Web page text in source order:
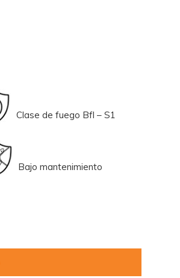
Clase de fuego Bfl – S1
Bajo mantenimiento